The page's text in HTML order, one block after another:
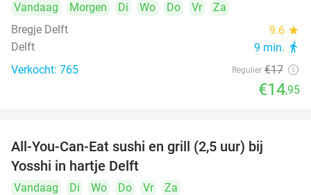
Vandaag Morgen Di Wo Do Vr
Za
Bregje Delft
9.6 star
Delft 9 min. directions_walk
Verkocht: 765 Regulier €17
€14,95
All-You-Can-Eat sushi en grill (2,5 uur) bij
Yosshi in hartje Delft
Vandaag Di Wo Do Vr
Za